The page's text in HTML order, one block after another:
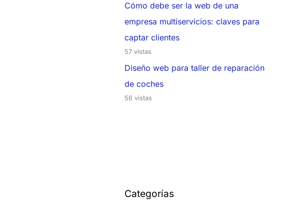
Cómo debe ser la web de una
empresa multiservicios: claves para
captar clientes
57 vistas
Diseño web para taller de reparación
de coches
56 vistas
Categorías